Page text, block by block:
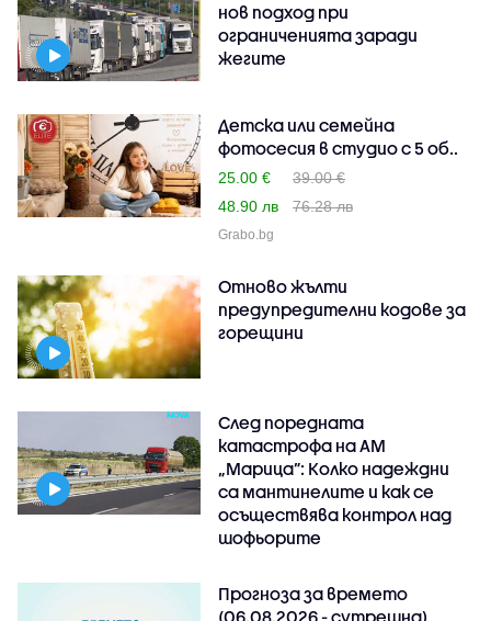
нов подход при
ограниченията заради
жегите
Детска или семейна
фотосесия в студио с 5 об..
25.00 €
39.00 €
48.90 лв
76.28 лв
Grabo.bg
Отново жълти
предупредителни кодове за
горещини
След поредната
катастрофа на АМ
„Марица”: Колко надеждни
са мантинелите и как се
осъществява контрол над
шофьорите
Прогноза за времето
(06.08.2026 - сутрешна)